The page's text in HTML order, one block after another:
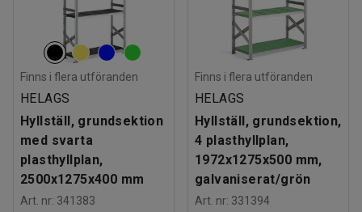
Finns i flera utföranden
HELAGS
Hyllställ, grundsektion
med svarta
plasthyllplan,
2500x1275x400 mm
Art. nr: 341383
Finns i flera utföranden
HELAGS
Hyllställ, grundsektion,
4 plasthyllplan,
1972x1275x500 mm,
galvaniserat/grön
Art. nr: 331394